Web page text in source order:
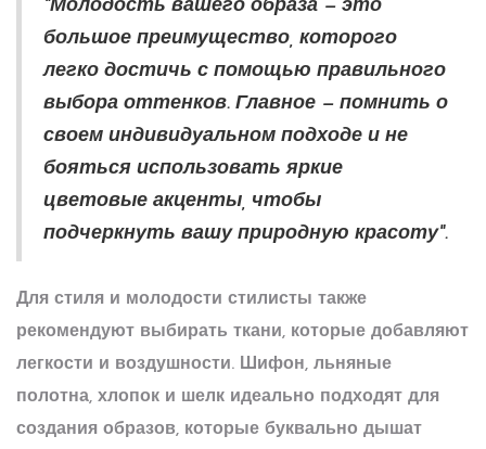
"Молодость вашего образа — это
большое преимущество, которого
легко достичь с помощью правильного
выбора оттенков. Главное — помнить о
своем индивидуальном подходе и не
бояться использовать яркие
цветовые акценты, чтобы
подчеркнуть вашу природную красоту".
Для стиля и молодости стилисты также
рекомендуют выбирать ткани, которые добавляют
легкости и воздушности. Шифон, льняные
полотна, хлопок и шелк идеально подходят для
создания образов, которые буквально дышат